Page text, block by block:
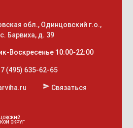
обл., Одинцовский г.о.,
Барвиха, д. 39
Воскресенье 10:00-22:00
(495) 635-62-65
send Связаться
ОКРУГ